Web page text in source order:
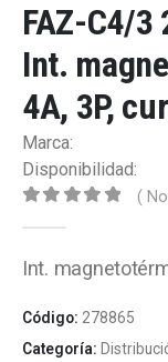
FAZ-C4/3
Int.
4A, 3P,
Marca:
Disponibilidad:
(
Int.
Código: 278865
Categoría: